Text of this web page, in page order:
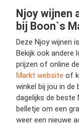
Njoy wijnen
bij Boon`s
Deze Njoy wijnen
Bekijk ook andere
prijzen of online
Markt website of
winkel bij jou in de
dagelijks de beste
belletje om een
weer een nieuwe